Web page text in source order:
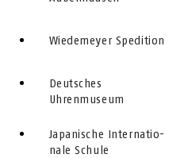
Wiedemeyer Spedition
Deutsches
Uhrenmuseum
Japanische In­ter­na­tio­
nale Schule